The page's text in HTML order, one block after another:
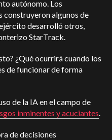
autónomo. Los
construyeron algunos de
desarrolló otros,
StarTrack.
¿Qué ocurrirá cuando los
de funcionar de forma
de la IA en el campo de
inminentes y acuciantes.
de decisiones